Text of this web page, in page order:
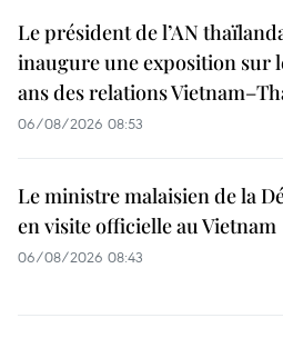
Le président de l’AN
inaugure une exposition sur
ans des relations
06/08/2026 08:53
Le ministre malaisien de la
en visite officielle au Vietnam
06/08/2026 08:43